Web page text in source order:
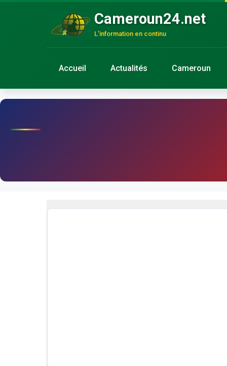
Cameroun24.net
L'information en continu
Accueil Actualités Cameroun